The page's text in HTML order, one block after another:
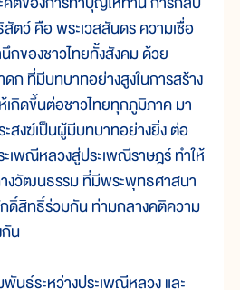
ตว์ คือ พระเวสสันดร ความเชื่อ
กของชาวไทยทั้งสังคม ด้วย
ก ที่มีบทบาทอย่างสูงในการสร้าง
เกิดขึ้นต่อชาวไทยทุกภูมิภาค มา
ะสงฆ์เป็นผู้มีบทบาทอย่างยิ่ง ต่อ
เพณีหลวงสู่ประเพณีราษฎร์ ทำให้
งวัฒนธรรม ที่มีพระพุทธศาสนา
สิทธิ์ร่วมกัน ท่ามกลางคติความ
น
ระหว่างประเพณีหลวง และ